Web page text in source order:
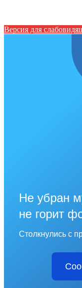
Версия для
Не убран
не горит
Столкнулись с